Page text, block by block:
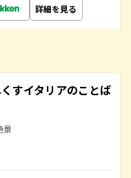
詳細を見る
すイタリアのことば
景